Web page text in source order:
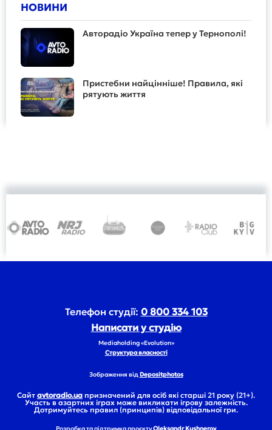
НОВИНИ
Авторадіо Україна тепер у Тернополі!
Пристебни найцінніше! Правила, які
рятують життя
Телефон студії: 0 800 334 103
Написати у студію
Mediaholding «Evolution»
Структура власності
Зображення від Depositphotos
Сайт avtoradio.ua призначений для осіб які старші 21 року (21+).
Участь в азартних іграх може викликати ігрову залежність.
Дотримуйтесь правил (принципів) відповідальної гри.